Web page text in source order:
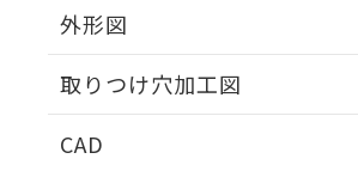
外形図
取りつけ穴加工図
CAD